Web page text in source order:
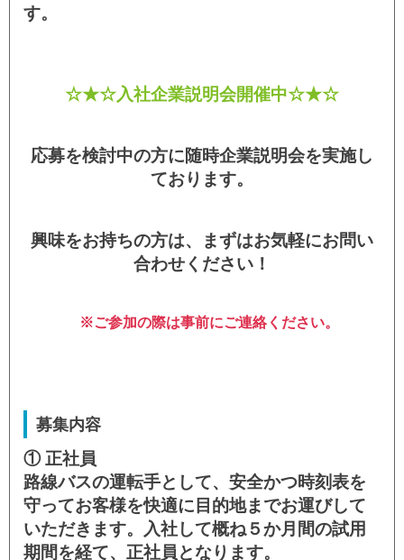
す。
☆★☆入社企業説明会開催中☆★☆
応募を検討中の方に随時企業説明会を実施し
ております。
興味をお持ちの方は、まずはお気軽にお問い
合わせください！
※ご参加の際は事前にご連絡ください。
募集内容
① 正社員
路線バスの運転手として、安全かつ時刻表を
守ってお客様を快適に目的地までお運びして
いただきます。入社して概ね５か月間の試用
期間を経て、正社員となります。